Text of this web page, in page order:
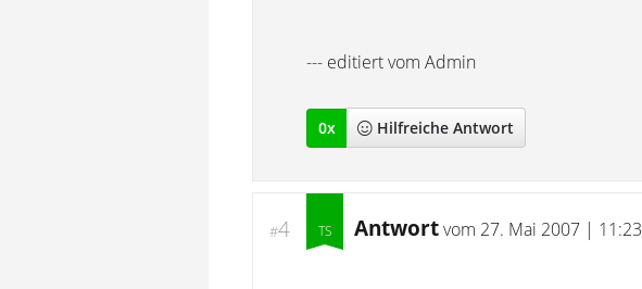
--- editiert vom Admin
0x Hilfreiche Antwort
#4 Antwortvom 27. Mai 2007 | 11:23